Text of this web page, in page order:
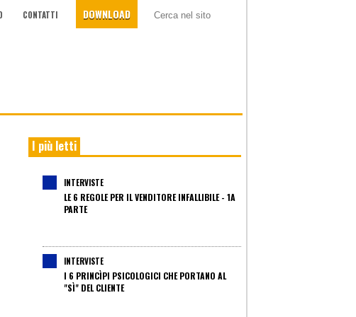
CONTATTI DOWNLOAD
I più letti
INTERVISTE
LE 6 REGOLE PER IL VENDITORE INFALLIBILE - 1A
PARTE
INTERVISTE
I 6 PRINCÌPI PSICOLOGICI CHE PORTANO AL
"SÌ" DEL CLIENTE